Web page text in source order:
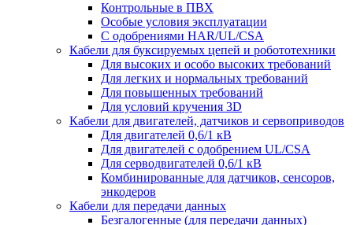
Контрольные в ПВХ
Особые условия эксплуатации
С одобрениями HAR/UL/CSA
Кабели для буксируемых цепей и робототехники
Для высоких и особо высоких требований
Для легких и нормальных требований
Для повышенных требований
Для условий кручения 3D
Кабели для двигателей, датчиков и сервоприводов
Для двигателей 0,6/1 кВ
Для двигателей с одобрением UL/CSA
Для серводвигателей 0,6/1 кВ
Комбинированные для датчиков, cенсоров,
энкодеров
Кабели для передачи данных
Безгалогенные (для передачи данных)